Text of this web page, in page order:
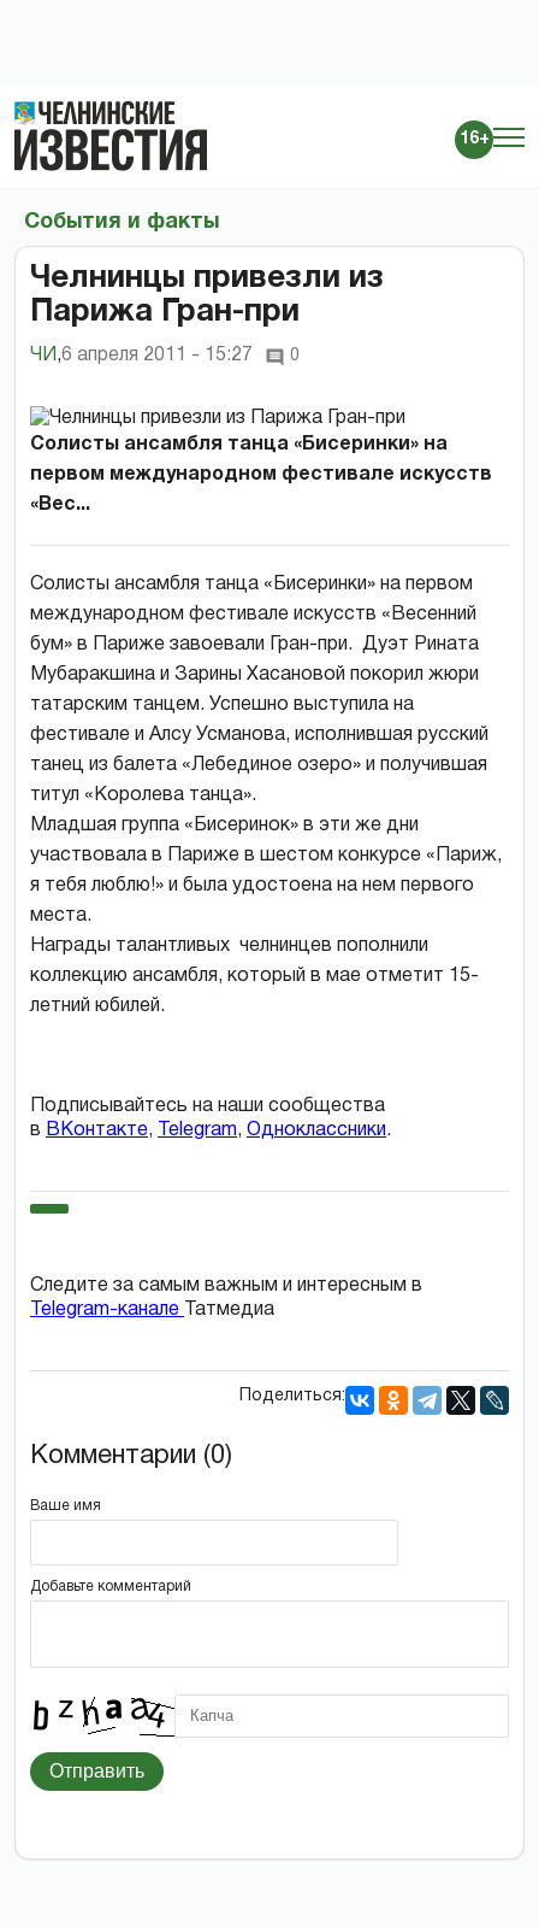
16+
События и факты
Челнинцы привезли из
Парижа Гран-при
ЧИ ,6 апреля 2011 - 15:27 0
Солисты ансамбля танца «Бисеринки» на
первом международном фестивале искусств
«Вес...
Солисты ансамбля танца «Бисеринки» на первом
международном фестивале искусств «Весенний
бум» в Париже завоевали Гран-при. Дуэт Рината
Мубаракшина и Зарины Хасановой покорил жюри
татарским танцем. Успешно выступила на
фестивале и Алсу Усманова, исполнившая русский
танец из балета «Лебединое озеро» и получившая
титул «Королева танца».
Младшая группа «Бисеринок» в эти же дни
участвовала в Париже в шестом конкурсе «Париж,
я тебя люблю!» и была удостоена на нем первого
места.
Награды талантливых челнинцев пополнили
коллекцию ансамбля, который в мае отметит 15-
летний юбилей.
Подписывайтесь на наши сообщества
в ВКонтакте, Telegram, Одноклассники.
Следите за самым важным и интересным в
Telegram-канале
Татмедиа
Поделиться:
Комментарии (0)
Ваше имя
Добавьте комментарий
Отправить